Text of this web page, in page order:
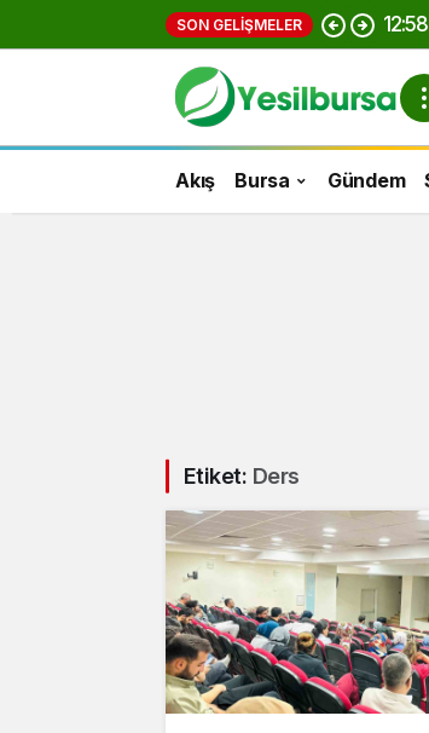
SON GELIŞMELER 12:58
Akış Bursa Gündem
Etiket: Ders